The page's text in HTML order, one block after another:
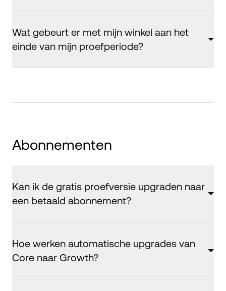
Wat gebeurt er met mijn winkel aan het
einde van mijn proefperiode?
Abonnementen
Kan ik de gratis proefversie upgraden naar
een betaald abonnement?
Hoe werken automatische upgrades van
Core naar Growth?